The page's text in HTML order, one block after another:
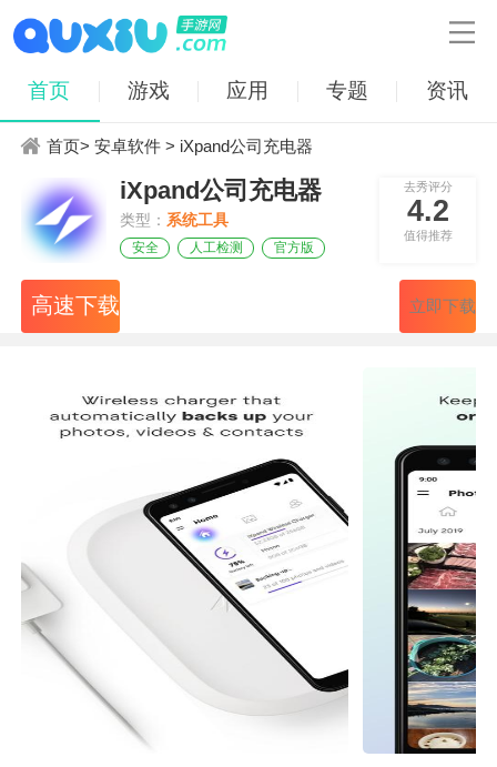

首页 游戏 应用 专题 资讯
首页>安卓软件 > iXpand公司充电器
iXpand公司充电器
类型：系统工具
安全 人工检测 官方版
去秀评分
4.2
值得推荐
高速下载 立即下载